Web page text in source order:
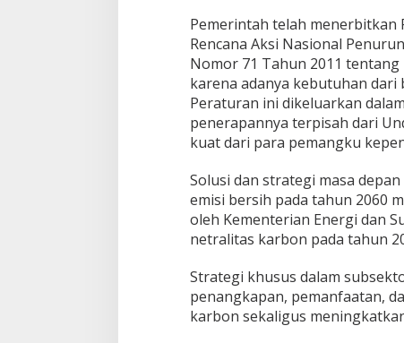
Pemerintah telah menerbitkan
Rencana Aksi Nasional
Nomor 71 Tahun 2011 tentang
karena adanya kebutuhan
Peraturan ini dikeluarkan
penerapannya terpisah dari
kuat dari para pemangku
Solusi dan strategi masa
emisi bersih pada tahun 2060
oleh Kementerian Energi dan
netralitas karbon pada tahun
Strategi khusus dalam
penangkapan, pemanfaatan,
karbon sekaligus